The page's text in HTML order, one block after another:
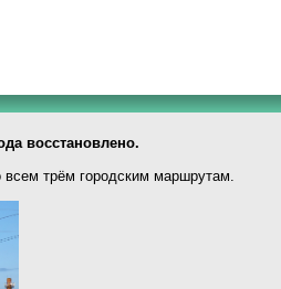
восстановлено.
всем трём городским маршрутам.